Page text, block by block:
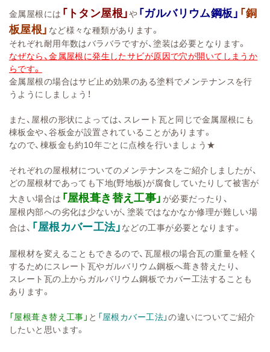
金属屋根には 「トタン屋根」や 「ガルバリウム鋼板」 「銅
板屋根」 など様々な種類があります。
それぞれ耐用年数はバラバラですが、塗装は必要となります。
なぜなら、金属屋根に発生したサビが原因で穴が開いてしまうか
らです。
金属屋根の場合はサビ止め効果のある塗料でメンテナンスを行
うようにしましょう！
また、屋根の形状によっては、スレート瓦と同じで金属屋根にも
棟板金や、谷板金が設置されていることがあります。
なので、棟板金も約10年ごとに点検を行いましょう★
それぞれの屋根材についてのメンテナンスをご紹介しましたが、
どの屋根材であっても下地(野地板)が腐食していたりして被害が
大きい場合は 「屋根葺き替え工事」 が必要だったり、
屋根内部への劣化は少ないが、塗装ではなかなか修理が難しい場
合は、 「屋根カバー工法」 などの工事が必要となります。
屋根材を変えることもできるので、瓦屋根の場合瓦の重量を軽く
するためにスレート瓦やガルバリウム鋼板へ葺き替えたり、
スレート瓦の上からガルバリウム鋼板でカバー工法することも
あります。
「屋根葺き替え工事」 と 「屋根カバー工法」の違いについてご紹介
したいと思います。